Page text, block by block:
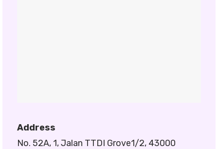
Address
No. 52A, 1, Jalan TTDI Grove1/2, 43000